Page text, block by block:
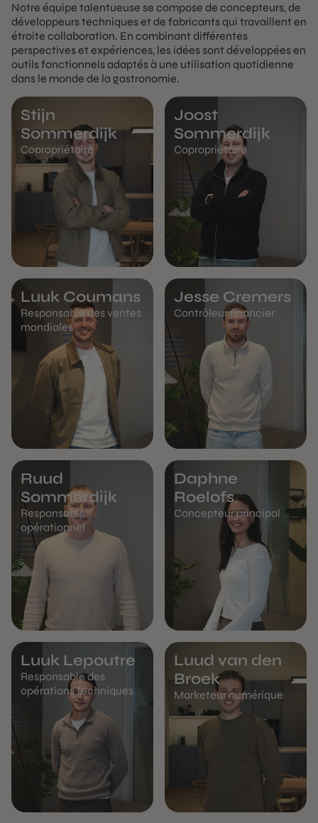
Notre équipe talentueuse se compose de concepteurs, de
développeurs techniques et de fabricants qui travaillent en
étroite collaboration. En combinant différentes
perspectives et expériences, les idées sont développées en
outils fonctionnels adaptés à une utilisation quotidienne
dans le monde de la gastronomie.
Copropriétaire
Stijn
Sommerdijk
Copropriétaire
Joost
Sommerdijk
Responsable des ventes
mondiales
Luuk Coumans
Contrôleur financier
Jesse Cremers
Responsable
opérationnel
Ruud
Sommerdijk
Concepteur principal
Daphne
Roelofs
Responsable des
opérations techniques
Luuk Lepoutre
Marketeur numérique
Luud van den
Broek